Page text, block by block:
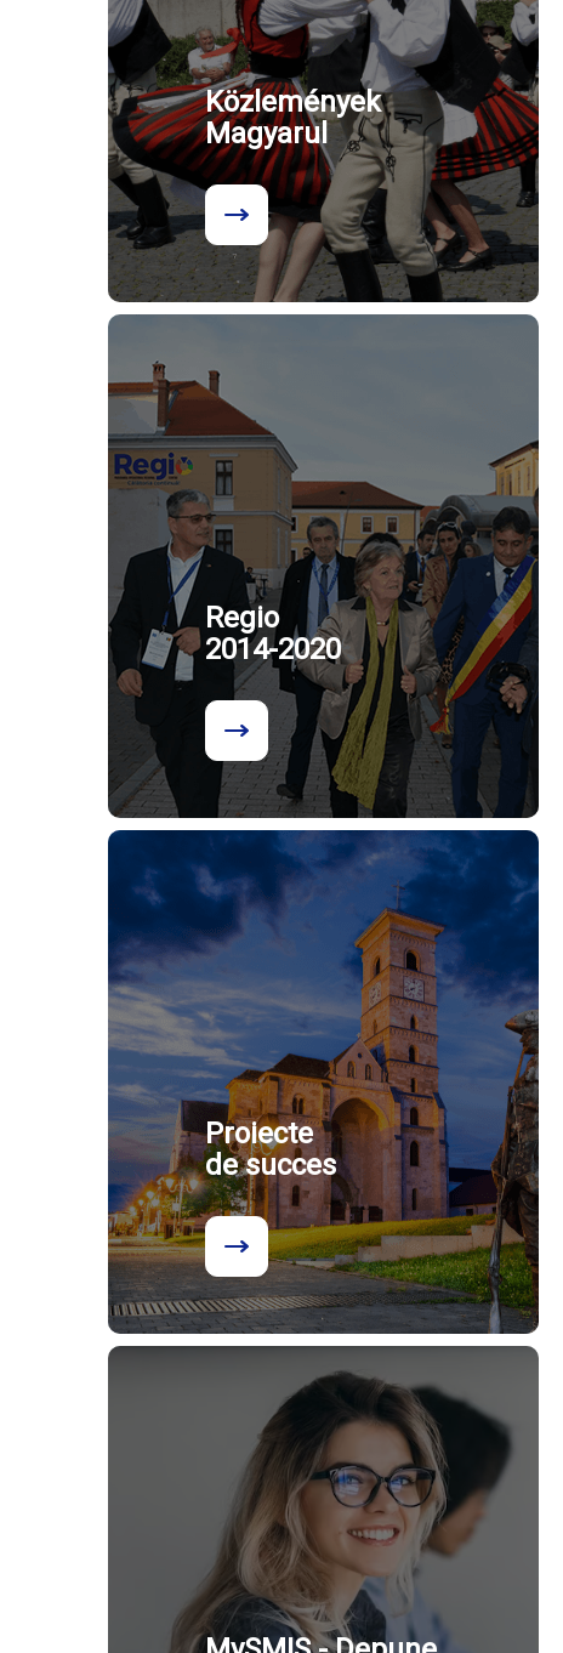
Közlemények
Magyarul
Regio
2014-2020
Proiecte
de succes